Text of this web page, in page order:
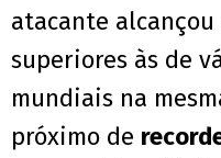
atacante
superiores às de
mundiais na
próximo de